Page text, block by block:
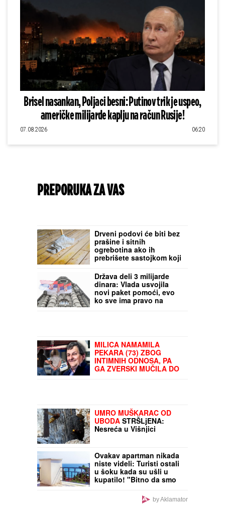
Brisel nasankan, Poljaci besni: Putinov trik je uspeo,
američke milijarde kaplju na račun Rusije!
07.08.2026 06:20
PREPORUKA ZA VAS
Drveni podovi će biti bez
prašine i sitnih
ogrebotina ako ih
prebrišete sastojkom koji
svi imaju u kuhinji: Ne
košta vas ništa
Država deli 3 milijarde
dinara: Vlada usvojila
novi paket pomoći, evo
ko sve ima pravo na
bespovratna sredstva
MILICA NAMAMILA
PEKARA (73) ZBOG
INTIMNIH ODNOSA, PA
GA ZVERSKI MUČILA DO
ga osumnjičeni pljačkali
UMRO MUŠKARAC OD
UBODA STRŠLjENA:
Nesreća u Višnjici
Ovakav apartman nikada
niste videli: Turisti ostali
u šoku kada su ušli u
kupatilo! "Bitno da smo
mi na moru..."
by Aklamator